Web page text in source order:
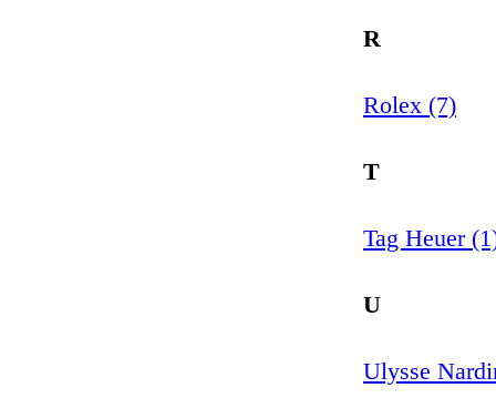
R
Rolex (7)
T
Tag Heuer
U
Ulysse